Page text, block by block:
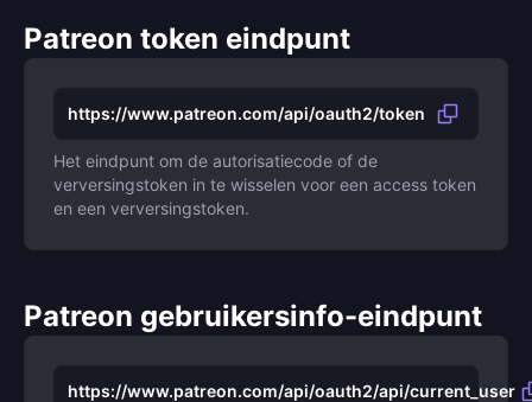
Patreon token eindpunt
https://www.patreon.com/api/oauth2/token
Het eindpunt om de autorisatiecode of de
verversingstoken in te wisselen voor een access token
en een verversingstoken.
Patreon gebruikersinfo-eindpunt
https://www.patreon.com/api/oauth2/api/current_user